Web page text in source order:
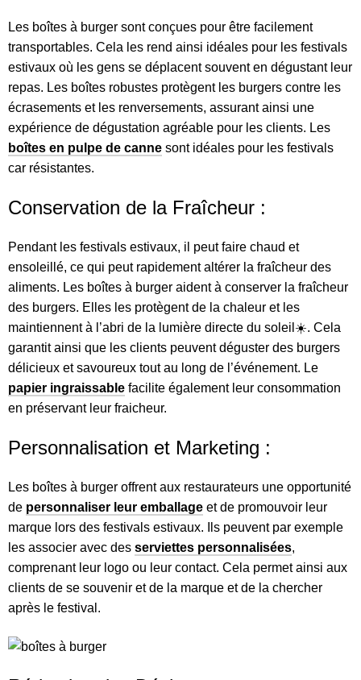
Les boîtes à burger sont conçues pour être facilement
transportables. Cela les rend ainsi idéales pour les festivals
estivaux où les gens se déplacent souvent en dégustant leur
repas. Les boîtes robustes protègent les burgers contre les
écrasements et les renversements, assurant ainsi une
expérience de dégustation agréable pour les clients. Les
boîtes en pulpe de canne sont idéales pour les festivals
car résistantes.
Conservation de la Fraîcheur :
Pendant les festivals estivaux, il peut faire chaud et
ensoleillé, ce qui peut rapidement altérer la fraîcheur des
aliments. Les boîtes à burger aident à conserver la fraîcheur
des burgers. Elles les protègent de la chaleur et les
maintiennent à l’abri de la lumière directe du soleil☀️. Cela
garantit ainsi que les clients peuvent déguster des burgers
délicieux et savoureux tout au long de l’événement. Le
papier ingraissable facilite également leur consommation
en préservant leur fraicheur.
Personnalisation et Marketing :
Les boîtes à burger offrent aux restaurateurs une opportunité
de personnaliser leur emballage et de promouvoir leur
marque lors des festivals estivaux. Ils peuvent par exemple
les associer avec des serviettes personnalisées,
comprenant leur logo ou leur contact. Cela permet ainsi aux
clients de se souvenir et de la marque et de la chercher
après le festival.